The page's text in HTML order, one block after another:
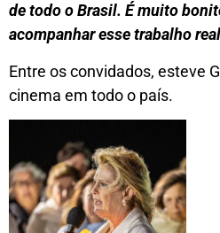
de todo o Brasil. É muito
acompanhar esse trabalho
Entre os convidados, esteve
cinema em todo o país.